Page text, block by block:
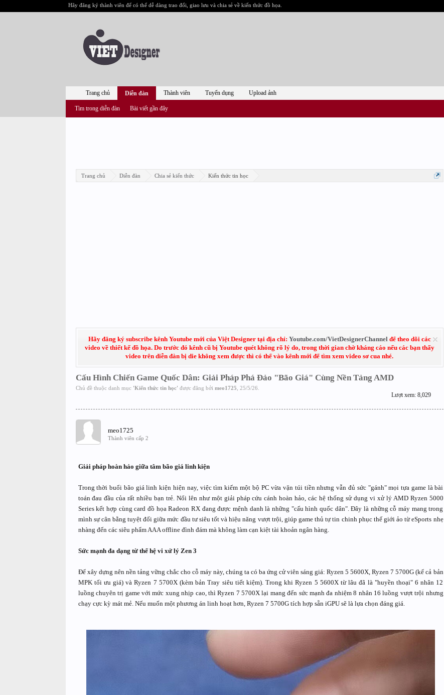
Hãy đăng ký thành viên để có thể dễ dàng trao đổi, giao lưu và chia sẻ về kiến thức đồ họa.
Trang chủ Diễn đàn Chia sẻ kiến thức Kiến thức tin học
Hãy đăng ký subscribe kênh Youtube mới của Việt Designer tại địa chỉ: Youtube.com/VietDesignerChannelđể theo dõi các
video về thiết kế đồ họa. Do trước đó kênh cũ bị Youtube quét không rõ lý do, trong thời gian chờ kháng cáo nếu các bạn thấy
video trên diễn đàn bị die không xem được thì có thể vào kênh mới để tìm xem video sơ cua nhé.
Cấu Hình Chiến Game Quốc Dân: Giải Pháp Phá Đảo "Bão Giá" Cùng Nền Tảng AMD
Chủ đề thuộc danh mục 'Kiến thức tin học' được đăng bởi meo1725 25/5/26
Lượt xem: 8,029
meo1725
Thành viên cấp 2
Giải pháp hoàn hảo giữa tâm bão giá linh kiện
Trong thời buổi bão giá linh kiện hiện nay, việc tìm kiếm một bộ PC vừa vặn túi tiền nhưng vẫn đủ sức "gánh" mọi tựa game là bài
toán đau đầu của rất nhiều bạn trẻ. Nổi lên như một giải pháp cứu cánh hoàn hảo, các hệ thống sử dụng vi xử lý AMD Ryzen 5000
Series kết hợp cùng card đồ họa Radeon RX đang được mệnh danh là những "cấu hình quốc dân". Đây là những cỗ máy mang trong
mình sự cân bằng tuyệt đối giữa mức đầu tư siêu tốt và hiệu năng vượt trội, giúp game thủ tự tin chinh phục thế giới ảo từ eSports nhẹ
nhàng đến các siêu phẩm AAA offline đình đám mà không làm cạn kiệt tài khoản ngân hàng.
Sức mạnh đa dạng từ thế hệ vi xử lý Zen 3
Để xây dựng nên nền tảng vững chắc cho cỗ máy này, chúng ta có ba ứng cử viên sáng giá: Ryzen 5 5600X, Ryzen 7 5700G (kể cả bản
MPK tối ưu giá) và Ryzen 7 5700X (kèm bản Tray siêu tiết kiệm). Trong khi Ryzen 5 5600X từ lâu đã là "huyền thoại" 6 nhân 12
luồng chuyên trị game với mức xung nhịp cao, thì Ryzen 7 5700X lại mang đến sức mạnh đa nhiệm 8 nhân 16 luồng vượt trội nhưng
chạy cực kỳ mát mẻ. Nếu muốn một phương án linh hoạt hơn, Ryzen 7 5700G tích hợp sẵn iGPU sẽ là lựa chọn đáng giá.
Trang chủ Diễn đàn
Tìm trong diễn đàn Bài viết gần đây
Thành viên Tuyển dụng Upload ảnh